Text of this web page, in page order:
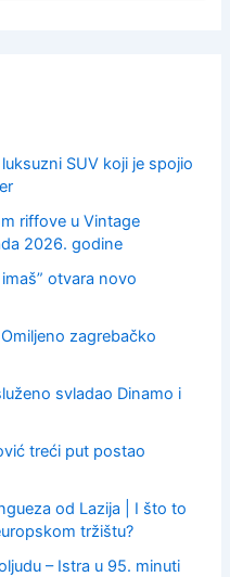
SUV koji je spojio
riffove u Vintage
2026. godine
otvara novo
zagrebačko
svladao Dinamo i
treći put postao
od Lazija | I što to
tržištu?
– Istra u 95. minuti